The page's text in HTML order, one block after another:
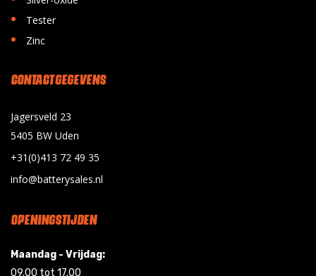
• Tester
• Zinc
CONTACT GEGEVENS
Jagersveld 23
5405 BW Uden
+31(0)413 72 49 35
info@batterysales.nl
OPENINGSTIJDEN
Maandag - Vrijdag:
09.00 tot 17.00